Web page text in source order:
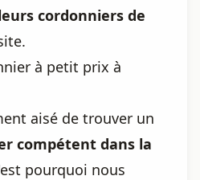
cordonniers de
à petit prix à
aisé de trouver un
compétent dans la
pourquoi nous